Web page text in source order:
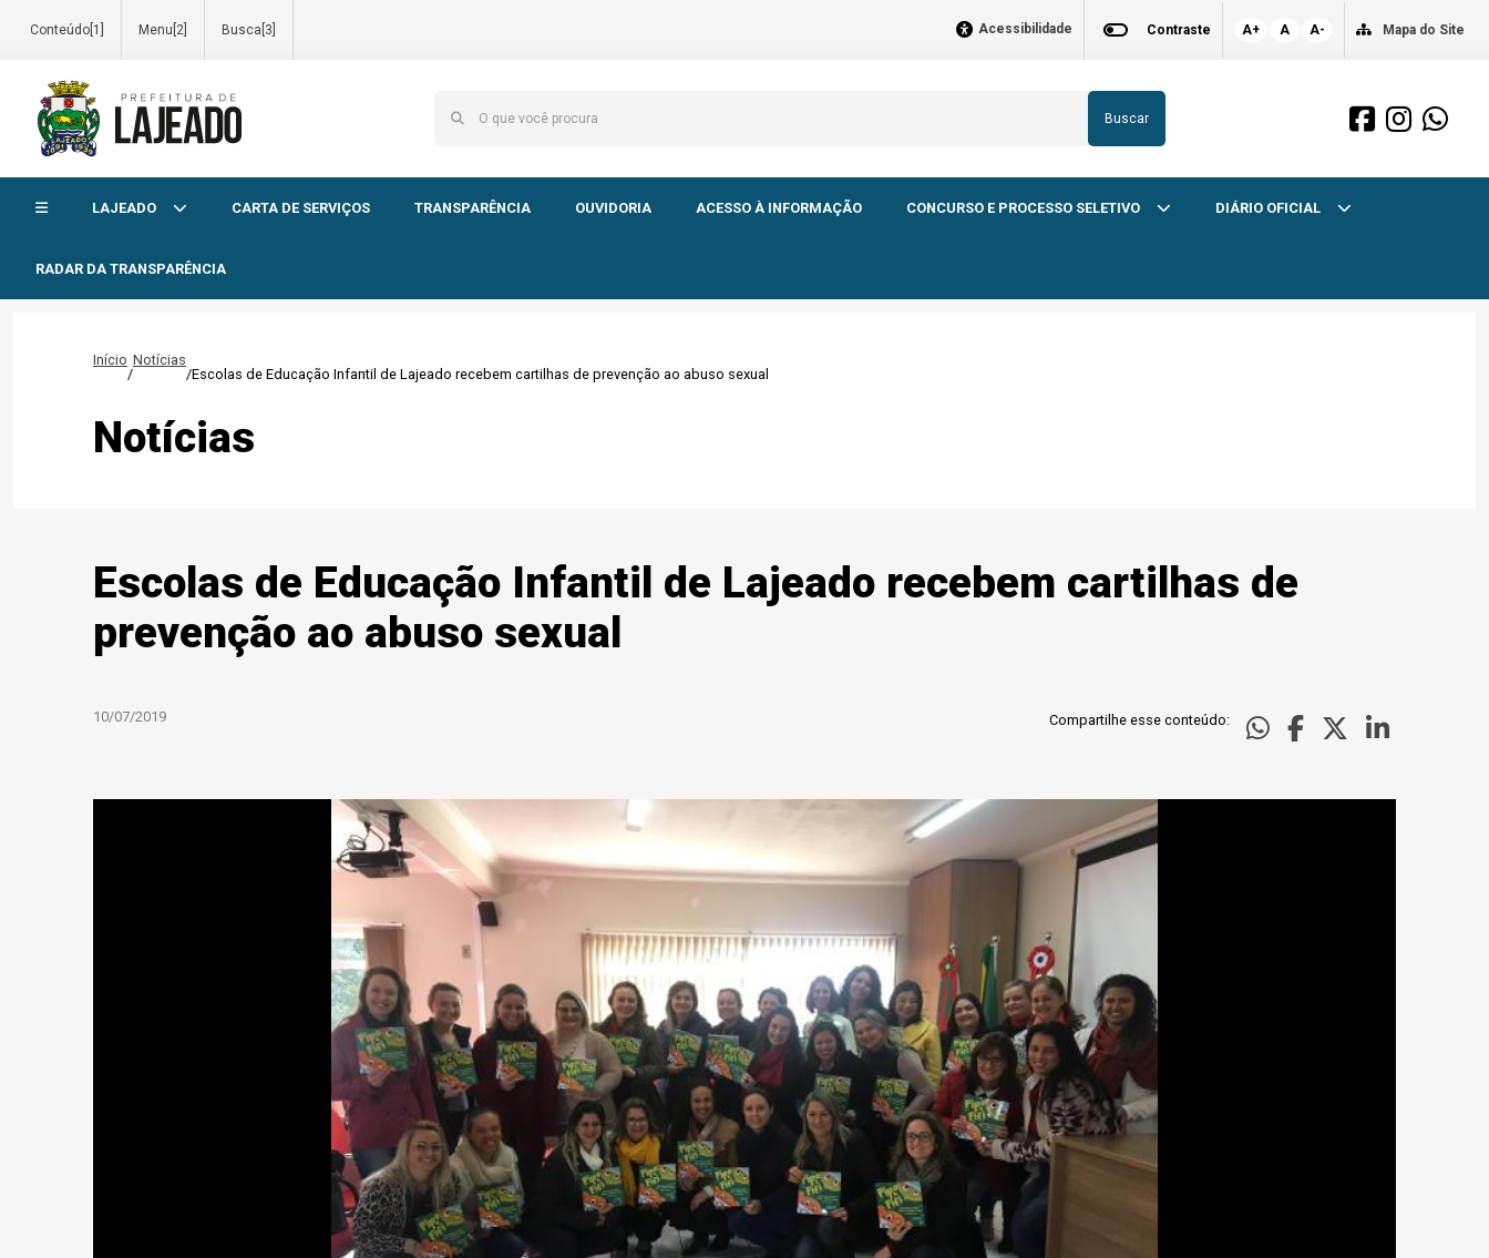
Conteúdo[1] Menu[2] Busca[3] Acessibilidade Contraste A+ A A- Mapa do Site
Buscar
LAJEADO CARTA DE SERVIÇOS TRANSPARÊNCIA OUVIDORIA ACESSO À INFORMAÇÃO CONCURSO E PROCESSO SELETIVO DIÁRIO OFICIAL
RADAR DA TRANSPARÊNCIA
Início
/
Notícias
/Escolas de Educação Infantil de Lajeado recebem cartilhas de prevenção ao abuso sexual
Notícias
Escolas de Educação Infantil de Lajeado recebem cartilhas de
prevenção ao abuso sexual
10/07/2019 Compartilhe esse conteúdo: